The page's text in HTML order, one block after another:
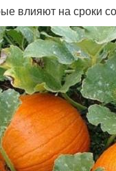
влияют на сроки